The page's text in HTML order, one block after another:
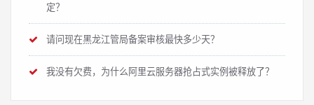
定？
请问现在黑龙江管局备案审核最快多少天？
我没有欠费，为什么阿里云服务器抢占式实例被释放了？